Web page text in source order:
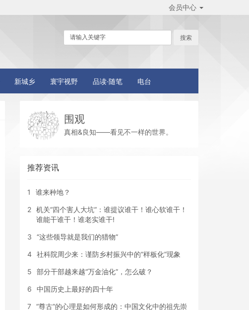
会员中心
新城乡 寰宇视野 品读·随笔 电台
围观
真相&良知——看见不一样的世界。
推荐资讯
1 谁来种地？
2 机关“四个害人大坑”：谁提议谁干！谁心软谁干！
谁能干谁干！谁老实谁干!
3 “这些领导就是我们的猎物”
4 社科院周少来：谨防乡村振兴中的“样板化”现象
5 部分干部越来越“万金油化”，怎么破？
6 中国历史上最好的四十年
7 “尊古”的心理是如何形成的：中国文化中的祖先崇